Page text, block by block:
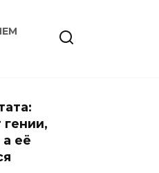
гении,
её